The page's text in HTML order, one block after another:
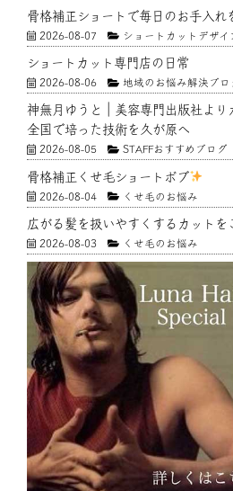
骨格補正ショートで毎日のお手入れ
2026-08-07 ショートカットデザイ
ショートカット専門店の日常
2026-08-06 地域のお悩み解決ブロ
神無月ゆうと｜美容専門出版社より
全国で培った技術を久が原へ
2026-08-05 STAFFおすすめブログ
骨格補正くせ毛ショートボブ
2026-08-04 くせ毛のお悩み
広がる髪を扱いやすくするカットを
2026-08-03 くせ毛のお悩み